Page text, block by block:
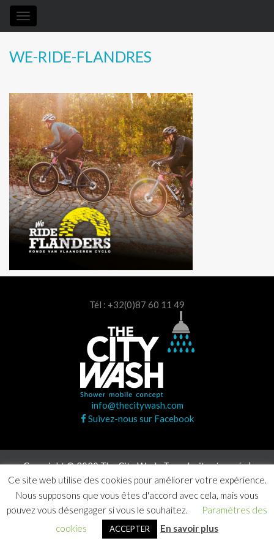
Toggle
navigation
WE-RIDE-FLANDRES
Tél : +32(0)87 60 11 49
info@thecitywash.com
Suivez-nous sur Facebook
Copyright © 2020 The City Wash. Tous droits réservés |
Agence Craft Studio
Ce site web utilise des cookies pour améliorer votre expérience.
Nous supposons que vous êtes d'accord avec cela, mais vous
pouvez vous désengager si vous le souhaitez.
Paramètres des
cookies
ACCEPTER En savoir plus